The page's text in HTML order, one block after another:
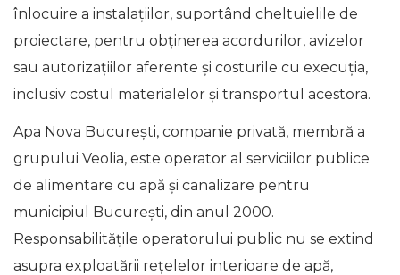
înlocuire a instalațiilor, suportând cheltuielile de
proiectare, pentru obținerea acordurilor, avizelor
sau autorizațiilor aferente și costurile cu execuția,
inclusiv costul materialelor și transportul acestora.
Apa Nova Bucureşti, companie privată, membră a
grupului Veolia, este operator al serviciilor publice
de alimentare cu apă și canalizare pentru
municipiul București, din anul 2000.
Responsabilitățile operatorului public nu se extind
asupra exploatării rețelelor interioare de apă,